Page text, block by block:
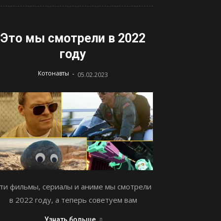
Это мы смотрели в 2022
году
Котонавты - 05.02.2023
фильмы, сериалы и аниме мы смотрели
в 2022 году, а теперь советуем вам